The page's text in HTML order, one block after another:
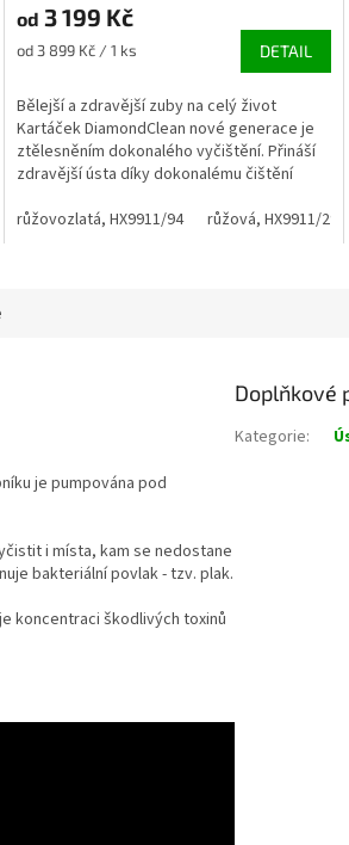
HX3673/11
produktu
4,0
5
hvězdiček.
od 3 199 Kč
Měrná
od 3 899 Kč / 1 ks DETAIL
Bělejší a zdravější zuby na celý život
Kartáček DiamondClean nové generace je
ztělesněním dokonalého vyčištění. Přináší
zdravější ústa díky dokonalému čištění
růžovozlatá, HX9911/94
růžová, HX9911/29
je pumpována pod
i místa, kam se nedostane
bakteriální povlak - tzv. plak.
koncentraci škodlivých toxinů
Doplňkové
Kategorie: